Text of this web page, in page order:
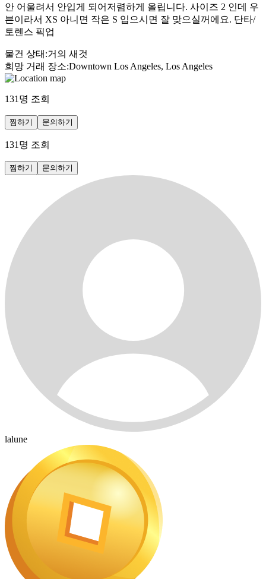
안 어울려서 안입게 되어저렴하게 올립니다. 사이즈 2 인데 우
븐이라서 XS 아니면 작은 S 입으시면 잘 맞으실꺼에요. 단타/
토렌스 픽업
물건 상태 :거의 새것
희망 거래 장소:Downtown Los Angeles, Los Angeles
131 명 조회
찜하기 문의하기
131 명 조회
찜하기 문의하기
lalune